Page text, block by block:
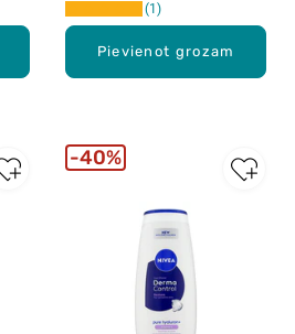
Pievienot grozam
1
40%